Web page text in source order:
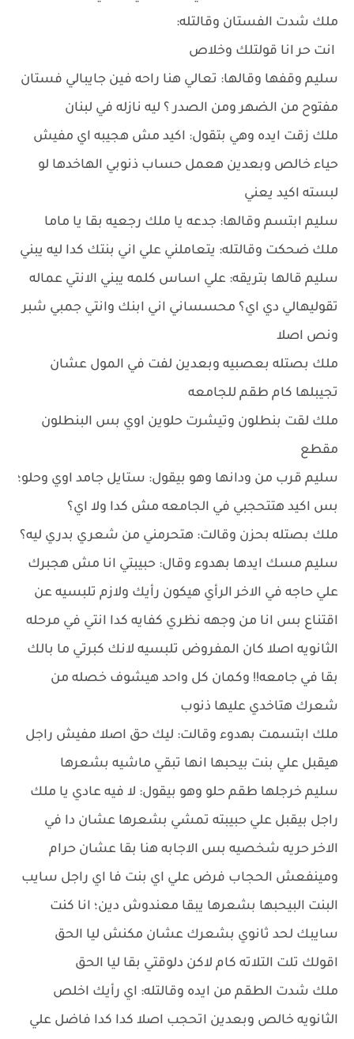
ملك شدت الفستان وقالتله:
انت حر انا قولتلك وخلاص
سليم وقفها وقالها: تعالي هنا راحه فين جايبالي فستان
مفتوح من الضهر ومن الصدر ؟ ليه نازله في لبنان
ملك زقت ايده وهي بتقول: اكيد مش هجيبه اي مفيش
حياء خالص وبعدين هعمل حساب ذنوبي الهاخدها لو
لبسته اكيد يعني
سليم ابتسم وقالها: جدعه يا ملك رجعيه بقا يا ماما
ملك ضحكت وقالتله: يتعاملني علي اني بنتك كدا ليه يبني
سليم قالها بتريقه: علي اساس كلمه يبني الانتي عماله
تقوليهالي دي اي؟ محسساني اني ابنك وانتي جمبي شبر
ونص اصلا
ملك بصتله بعصبيه وبعدين لفت في المول عشان
تجيبلها كام طقم للجامعه
ملك لقت بنطلون وتيشرت حلوين اوي بس البنطلون
مقطع
سليم قرب من ودانها وهو بيقول: ستايل جامد اوي وحلو؛
بس اكيد هتتحجبي في الجامعه مش كدا ولا اي؟
ملك بصتله بحزن وقالت: هتحرمني من شعري بدري ليه؟
سليم مسك ايدها بهدوء وقال: حبيبتي انا مش هجبرك
علي حاجه في الاخر الرأي هيكون رأيك ولازم تلبسيه عن
اقتناع بس انا من وجهه نظري كفايه كدا انتي في مرحله
الثانويه اصلا كان المفروض تلبسيه لانك كبرتي ما بالك
بقا في جامعه!! وكمان كل واحد هيشوف خصله من
شعرك هتاخدي عليها ذنوب
ملك ابتسمت بهدوء وقالت: ليك حق اصلا مفيش راجل
هيقبل علي بنت بيحبها انها تبقي ماشيه بشعرها
سليم خرجلها طقم حلو وهو بيقول: لا فيه عادي يا ملك
راجل بيقبل علي حبيبته تمشي بشعرها عشان دا في
الاخر حريه شخصيه بس الاجابه هنا بقا عشان حرام
ومينفعش الحجاب فرض علي اي بنت فا اي راجل سايب
البنت البيحبها بشعرها يبقا معندوش دين؛ انا كنت
سايبك لحد ثانوي بشعرك عشان مكنش ليا الحق
اقولك تلت التلاته كام لاكن دلوقتي بقا ليا الحق
ملك شدت الطقم من ايده وقالتله: اي رأيك اخلص
الثانويه خالص وبعدين اتحجب اصلا كدا كدا فاضل علي